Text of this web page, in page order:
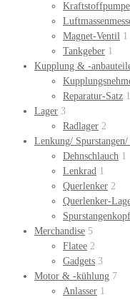
Kraftstoffpumpe
Magnet-Ventil 1
Tankgeber 1
Kupplung & -
Reparatur-Satz 1
Lager 3
Radlager 2
Lenkung/
Dehnschlauch 1
Lenkrad 1
Querlenker 2
Querlenker-
Spurstangenkopf
Merchandise 5
Flatee 2
Gadgets 3
Motor & -kühlung 7
Anlasser 1